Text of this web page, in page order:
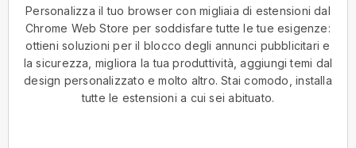
Personalizza il tuo browser con migliaia di estensioni dal
Chrome Web Store per soddisfare tutte le tue esigenze:
ottieni soluzioni per il blocco degli annunci pubblicitari e
la sicurezza, migliora la tua produttività, aggiungi temi dal
design personalizzato e molto altro. Stai comodo, installa
tutte le estensioni a cui sei abituato.